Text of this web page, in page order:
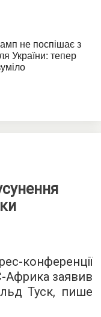
конференції
Африка заявив
Туск, пише